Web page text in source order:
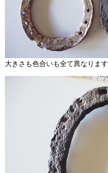
大きさも色合いも全て異なります